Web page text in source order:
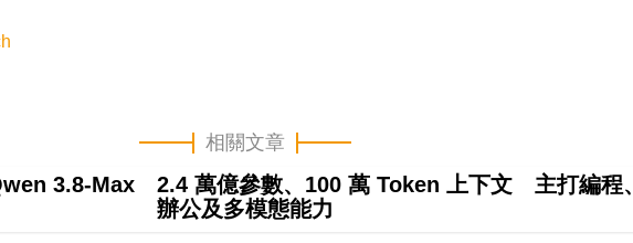
相關文章
3.8-Max 2.4 萬億參數、100 萬 Token 上下文 主打編程、
辦公及多模態能力